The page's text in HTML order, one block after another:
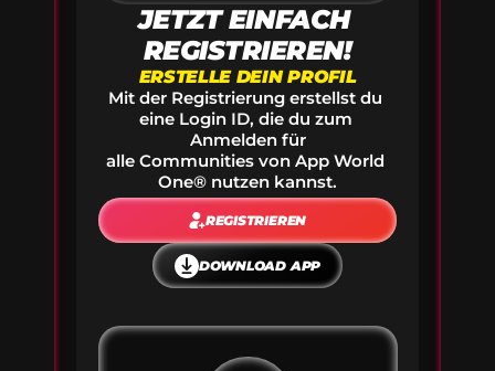
JETZT EINFACH
REGISTRIEREN!
ERSTELLE DEIN PROFIL
Mit der Registrierung erstellst du
eine Login ID, die du zum
Anmelden für
alle Communities von App World
One® nutzen kannst.
REGISTRIEREN
DOWNLOAD APP